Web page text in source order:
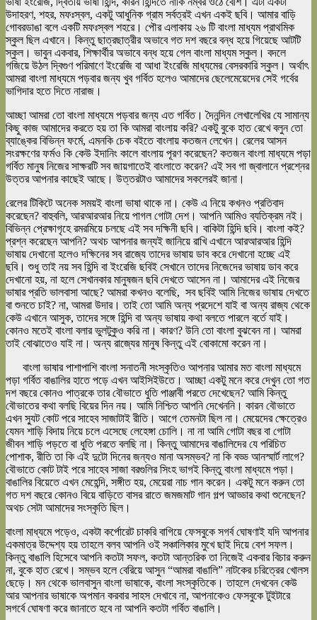
উদাহরণ, শহর, মফঃস্বল, একটু আধুনিক গ্রাম সর্বত্রই এখন একই ছবি। আমার বাড়ি
গোবরডাঙা বলে একটি মফঃস্বল শহরে। পৌর এলাকায় ২৬ টি বাংলা মাধ্যম প্রাথমিক
স্কুল ছিল এখানে। কিন্তু ছাত্রছাত্রীর অভাবে গত দশ বছরে বন্ধ হয়ে গিয়েছে আটটি
স্কুল। ভাবুন একবার, শিক্ষার্থীর অভাবে বন্ধ হয়ে গেল বাংলা মাধ্যম স্কুল। বদলে
গজিয়ে উঠল দ্বিগুণ পরিমাণে ইংরেজি বা আধা ইংরেজি মাধ্যমের বেসরকারি স্কুল। অর্থাৎ
আমরা বাংলা মাধ্যমে পড়বার জন্য খুব গর্বিত হলেও আমাদের ছেলেমেয়েদের সেই গর্বের
ভাগিদার হতে দিতে নারাজ।
আচ্ছা আমরা তো বাংলা মাধ্যমে পড়বার জন্য এত গর্বিত। দৈনন্দিন লেখালেখির যে সামান্য
কিছু কাজ আমাদের করতে হয় তা কি আমরা বাংলায় করি? একটু বুকে হাত রেখে বলুন তো
ব্যাঙ্কের বিভিন্ন ফর্মে, এমনকি চেক বইতে বাংলায় কতজন লেখেন। রেলের আসন
সংরক্ষণের ফর্মও কি কেউ ইদানিং কালে বাংলায় পূরণ করেছেন? কতজন বাংলা মাধ্যমে পড়া
গর্বিত মানুষ নিজের সাক্ষরটি সব জায়গাতেই বাংলাতে করেন? এই সব গা জ্বালানে প্রশ্নের
উত্তর আপনার কাছেই আছে। উত্তরটাও আমাদের সকলেরই জানা।
রেলের টিকিটে অনেক সময়ই বাংলা ভাষা থাকে না। কেউ এ নিয়ে কখনও প্রতিবাদ
করেছেন? বাহুবলি, আরআরআর নিয়ে পাগল গোটা দেশ। আপনি আমিও ব্যতিক্রম নই।
বিভিন্ন প্রেক্ষাগৃহে রমরমিয়ে চলছে এই সব দক্ষিনী ছবি। বাকিটা হিন্দি ছবি। বাংলা কই?
প্রশ্ন করেছেন আপনি? অথচ আপনার জন্যই জানিয়ে রাখি এখানে আরআরআর হিন্দি
ভাষায় দেখানো হলেও দক্ষিনের সব রাজ্যে তাদের ভাষায় ডাব করে দেখানো হচ্ছে এই
ছবি। শুধু তাই নয় সব হিন্দি বা ইংরেজি ছবিই সেখানে তাদের নিজেদের ভাষায় ডাব করে
দেখানো হয়, না হলে সেখানকার মানুষজন ছবি দেখতে আসেন না। আমাদের এই নিজের
ভাষার প্রতি ভালবাসা আছে? আমরা কখনও বলেছি, সব ছবিই আমি নিজের ভাষায় দেখতে
বা শুনতে চাই? না, আমরা উদার। তাই তো আমি অন্য প্রদেশে যাই বা অন্য রাজ্য থেকে
কেউ এখানে আসুক, তাদের সঙ্গে হিন্দি বা অন্য ভাষায় কথা বলতে পারলে বর্তে যাই।
কোনও মতেই বাংলা বলার ভুলটুকুও করি না। কারণ? উনি তো বাংলা বুঝবেন না। আমরা
তাই বোঝাতেও যাই না। অন্য রাজ্যের মানুষ কিন্তু এই বোকামো করেন না।
বাংলা ভাষার পাশাপাশি বাংলা সনাতনী সংস্কৃতিও আপনার আমার মত বাংলা মাধ্যমে
পড়া গর্বিত বাঙালির হাতে পড়ে এখন আইসিইউতে। আচ্ছা একটু মনে করে দেখুন তো গত
দশ বছরে কোনও পাত্রকে তার বৌভাতে ধুতি পাঞ্জাবী পরতে দেখেছেন? আমি কিন্তু
বৌভাতের কথা বলছি বিয়ের দিন নয়। আমি নিশ্চিত আপনি দেখেননি। কারন বৌভাতে
এখন স্যুট কোট পরে সাহেব সাজাটাই রীতি। আগে তেমনটা ছিল না। মেয়েদের ক্ষেত্রেও
যেমন শাড়ি বিদায় নিয়ে চলে এসেছে লেহেঙ্গা চোলি। না না আমি গোটা বছর বা গোটা
জীবন শাড়ি পড়তে বা ধুতি পরতে বলছি না। কিন্তু আমাদের বাঙালিদের যে পরিচিত
পোশাক, রীতি তা কি এই দুটো দিনের জন্যও মানা অসম্ভব? না কি বড্ড আনস্মার্ট লাগে?
বৌভাতে কোট টাই পরে সাহেব সাজা বরগুলির সিংহ ভাগই কিন্তু বাংলা মাধ্যমে পড়া।
বাঙালির বিয়েতে এখন মেহেন্দি, সঙ্গীত হয়, মেয়েরা নাচ গান করেন। একটু মনে করুন তো
গত দশ বছরে কোনও বিয়ে বাড়িতে বাসর রাতে জমজমাট গান গল্প আড্ডার কথা শুনেছেন?
অথচ সেটা আমাদের সংস্কৃতি ছিল।
বাংলা মাধ্যমে পড়েও, একটা কর্পোরেট চাকরি বাগিয়ে ফেসবুকে সগর্ব ঘোষণাই যদি আপনার
একমাত্র উদ্দেশ্য হয় তাহলে বলব আপনি ওই সঞ্চালিকার মুখে ছাই দিয়ে বেশ সফল।
কিন্তু বাঙালি হিসেবে আপনি কতটা সফল, কতটা আন্তরিক তা নিজেই একবার বিচার করুন
না, বুকে হাত রেখে। সম্ভব হলে বেরিয়ে আসুন “আমরা বাঙালি” নাটকের চরিত্রের খোলস
ছেড়ে। মন থেকে ভালবাসুন বাংলা ভাষাকে, বাংলা সংস্কৃতিকে। তাহলে দেখবেন কেউ
আর আপনার ভাষাকে অপমান করবার সাহস দেখাবে না, আপনাকেও ফেসবুকে টুইটারে
সগর্বে ঘোষণা করে জানাতে হবে না আপনি কতটা গর্বিত বাঙালি।